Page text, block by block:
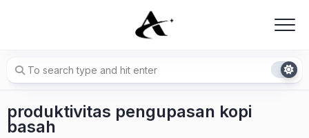
produktivitas pengupasan kopi
basah